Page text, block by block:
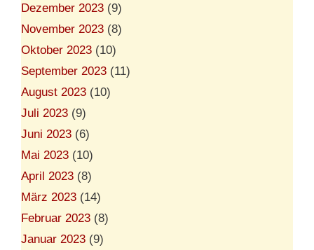
Dezember 2023 (9)
November 2023 (8)
Oktober 2023 (10)
September 2023 (11)
August 2023 (10)
Juli 2023 (9)
Juni 2023 (6)
Mai 2023 (10)
April 2023 (8)
März 2023 (14)
Februar 2023 (8)
Januar 2023 (9)